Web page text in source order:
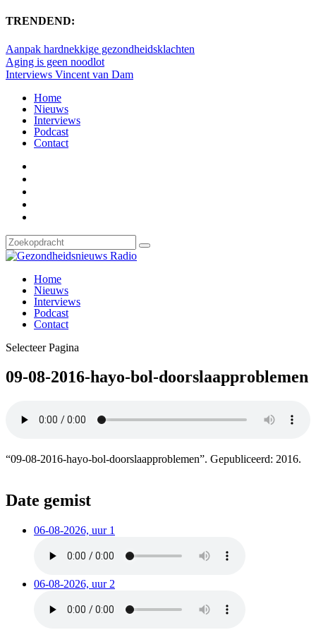
TRENDEND:
Aanpak hardnekkige gezondheidsklachten
Aging is geen noodlot
Interviews Vincent van Dam
Home
Nieuws
Interviews
Podcast
Contact
Home
Nieuws
Interviews
Podcast
Contact
Selecteer Pagina
09-08-2016-hayo-bol-doorslaapproblemen
“09-08-2016-hayo-bol-doorslaapproblemen”. Gepubliceerd: 2016.
Date gemist
06-08-2026, uur 1
06-08-2026, uur 2